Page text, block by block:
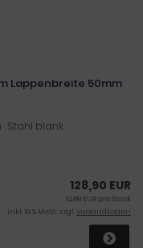
Lappenbreite 50mm
Stahl blank
128,90 EUR
12,89 EUR pro Stück
inkl. 19 % MwSt. zzgl.Versandkosten